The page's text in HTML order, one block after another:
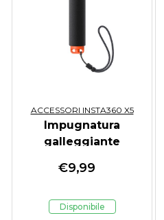
ACCESSORI INSTA360 X5
Impugnatura
galleggiante
€9,99
Disponibile